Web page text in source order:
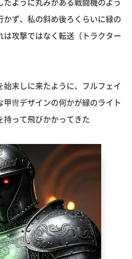
ず、私の斜め後ろくらいに緑の
攻撃ではなく転送（トラクター
末しに来たように、フルフェイ
甲冑デザインの何かが緑のライト
って飛びかかってきた